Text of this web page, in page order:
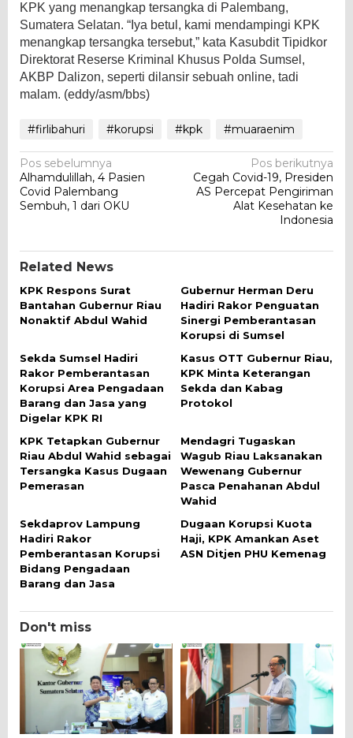
KPK yang menangkap tersangka di Palembang,
Sumatera Selatan. “Iya betul, kami mendampingi KPK
menangkap tersangka tersebut,” kata Kasubdit Tipidkor
Direktorat Reserse Kriminal Khusus Polda Sumsel,
AKBP Dalizon, seperti dilansir sebuah online, tadi
malam. (eddy/asm/bbs)
#firlibahuri #korupsi #kpk #muaraenim
Navigasi
pos
Pos sebelumnya
Alhamdulillah, 4 Pasien
Covid Palembang
Sembuh, 1 dari OKU
Pos berikutnya
Cegah Covid-19, Presiden
AS Percepat Pengiriman
Alat Kesehatan ke
Indonesia
Related News
KPK Respons Surat
Bantahan Gubernur Riau
Nonaktif Abdul Wahid
Gubernur Herman Deru
Hadiri Rakor Penguatan
Sinergi Pemberantasan
Korupsi di Sumsel
Sekda Sumsel Hadiri
Rakor Pemberantasan
Korupsi Area Pengadaan
Barang dan Jasa yang
Digelar KPK RI
Kasus OTT Gubernur Riau,
KPK Minta Keterangan
Sekda dan Kabag
Protokol
KPK Tetapkan Gubernur
Riau Abdul Wahid sebagai
Tersangka Kasus Dugaan
Pemerasan
Mendagri Tugaskan
Wagub Riau Laksanakan
Wewenang Gubernur
Pasca Penahanan Abdul
Wahid
Sekdaprov Lampung
Hadiri Rakor
Pemberantasan Korupsi
Bidang Pengadaan
Barang dan Jasa
Dugaan Korupsi Kuota
Haji, KPK Amankan Aset
ASN Ditjen PHU Kemenag
Don't miss